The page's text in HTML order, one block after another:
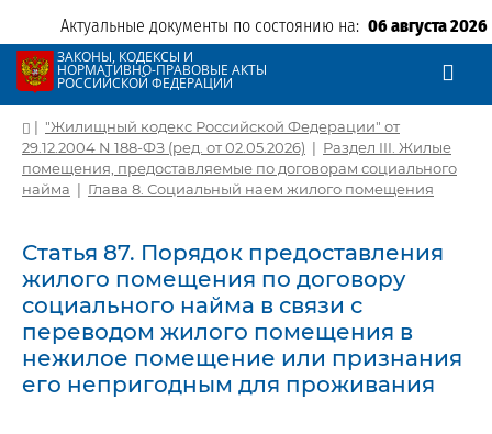
Актуальные документы по состоянию на: 06 августа 2026
ЗАКОНЫ, КОДЕКСЫ И
НОРМАТИВНО-ПРАВОВЫЕ АКТЫ
РОССИЙСКОЙ ФЕДЕРАЦИИ
| "Жилищный кодекс Российской Федерации" от
29.12.2004 N 188-ФЗ (ред. от 02.05.2026) | Раздел III. Жилые
помещения, предоставляемые по договорам социального
найма | Глава 8. Социальный наем жилого помещения
Статья 87. Порядок предоставления
жилого помещения по договору
социального найма в связи с
переводом жилого помещения в
нежилое помещение или признания
его непригодным для проживания